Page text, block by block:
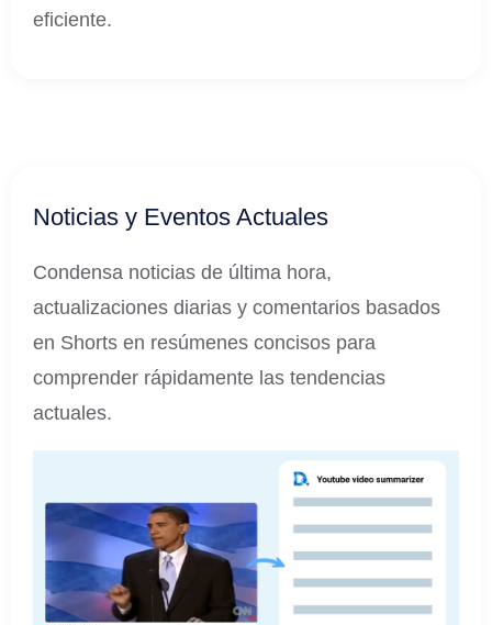
eficiente.
Noticias y Eventos Actuales
Condensa noticias de última hora,
actualizaciones diarias y comentarios basados
en Shorts en resúmenes concisos para
comprender rápidamente las tendencias
actuales.